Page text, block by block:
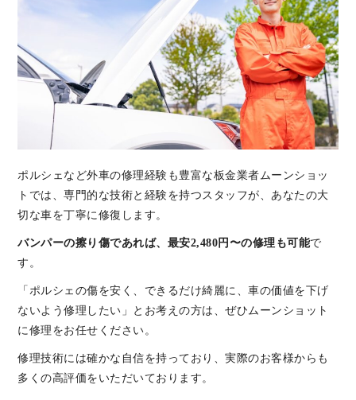
ポルシェなど外車の修理経験も豊富な板金業者ムーンショッ
トでは、専門的な技術と経験を持つスタッフが、あなたの大
切な車を丁寧に修復します。
バンパーの擦り傷であれば、最安2,480円〜の修理も可能で
す。
「ポルシェの傷を安く、できるだけ綺麗に、車の価値を下げ
ないよう修理したい」とお考えの方は、ぜひムーンショット
に修理をお任せください。
修理技術には確かな自信を持っており、実際のお客様からも
多くの高評価をいただいております。